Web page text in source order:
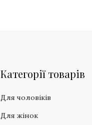
Категорії товарів
Для чоловіків
Для жінок